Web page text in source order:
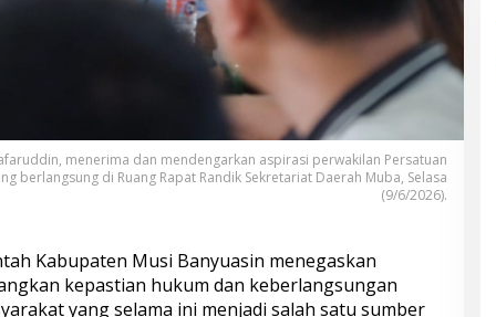
menerima dan mendengarkan aspirasi perwakilan Persatuan
berlangsung di Ruang Rapat Randik Sekretariat Daerah Muba, Selasa
(9/6/2026).
Kabupaten Musi Banyuasin menegaskan
kepastian hukum dan keberlangsungan
yang selama ini menjadi salah satu sumber